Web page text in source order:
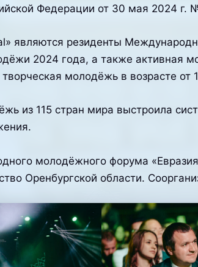
Федерации от 30 мая 2024 г.
являются резиденты
2024 года, а также активная
молодёжь в возрасте от
из 115 стран мира выстроила
молодёжного форума
Оренбургской области.